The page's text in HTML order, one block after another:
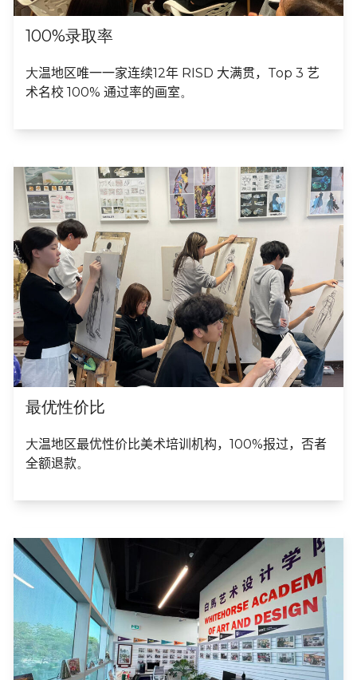
100%录取率​
大温地区唯一一家连续12年 RISD 大满贯，Top 3 艺
术名校 100% 通过率的画室。
最优性价比
大温地区最优性价比美术培训机构，100%报过，否者
全额退款。